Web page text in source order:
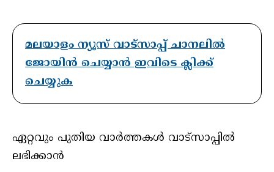
മലയാളം ന്യൂസ് വാട്സാപ്പ് ചാനലിൽ
ജോയിൻ ചെയ്യാൻ ഇവിടെ ക്ലിക്ക്
ചെയ്യുക
ഏറ്റവും പുതിയ വാർത്തകൾ വാട്സാപ്പിൽ
ലഭിക്കാൻ